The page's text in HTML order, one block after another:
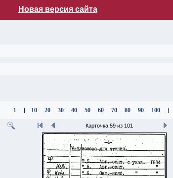
Новая версия сайта
1 | 10 20 30 40 50 60 70 80 90 100 |
Карточка 59 из 101